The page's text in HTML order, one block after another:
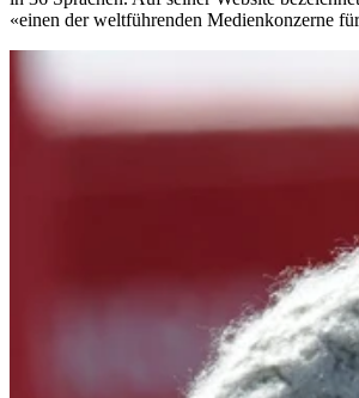
«einen der weltführenden Medienkonzerne